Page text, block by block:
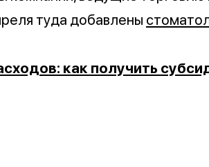
туда добавлены
как получить